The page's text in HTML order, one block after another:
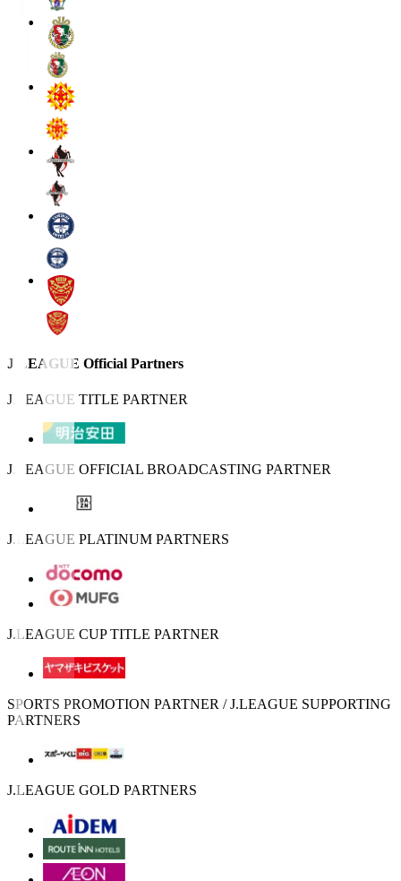
J.LEAGUE Official Partners
J.LEAGUE TITLE PARTNER
J.LEAGUE OFFICIAL BROADCASTING PARTNER
J.LEAGUE PLATINUM PARTNERS
J.LEAGUE CUP TITLE PARTNER
SPORTS PROMOTION PARTNER / J.LEAGUE SUPPORTING
PARTNERS
J.LEAGUE GOLD PARTNERS